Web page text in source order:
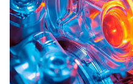
el gas llega a un
donde transfiere su
quiere calentar.
Con este sistema
la obtención de ACS